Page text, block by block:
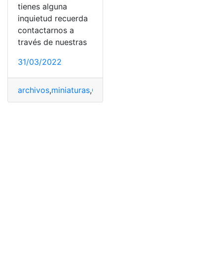
tienes alguna
inquietud recuerda
contactarnos a
través de nuestras
31/03/2022
archivos,miniaturas,QuickLook